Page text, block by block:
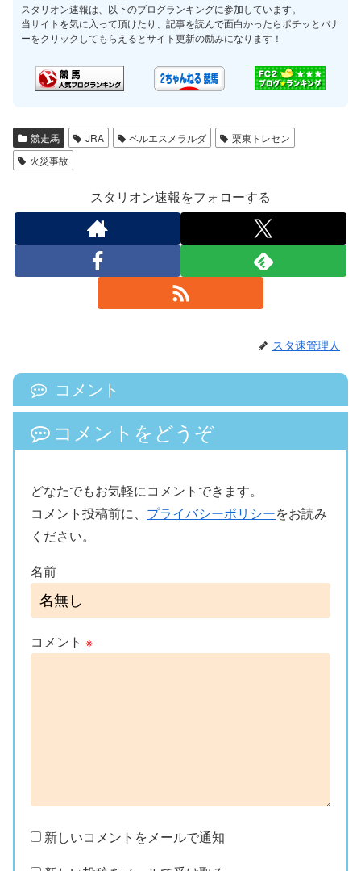
スタリオン速報は、以下のブログランキングに参加しています。
当サイトを気に入って頂けたり、記事を読んで面白かったらポチッとバナ
ーをクリックしてもらえるとサイト更新の励みになります！
競走馬 JRA ベルエスメラルダ
栗東トレセン
火災事故
スタリオン速報をフォローする
スタ速管理人
コメント
コメントをどうぞ
どなたでもお気軽にコメントできます。
コメント投稿前に、 プライバシーポリシーをお読み
ください。
名前
コメント ※
新しいコメントをメールで通知